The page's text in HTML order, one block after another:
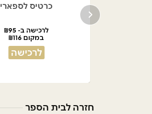
כרטיס לספארי
לרכישה ב- ₪95
במקום ₪116
לרכישה
חזרה לבית הספר